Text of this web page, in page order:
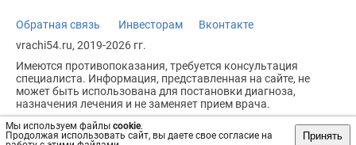
Мы используем файлы cookie.
Продолжая использовать сайт, вы даете свое согласие на
Принять
Обратная связь Инвесторам
Вконтакте
vrachi54.ru, 2019-2026 гг.
Имеются противопоказания, требуется консультация
специалиста. Информация, представленная на сайте, не
может быть использована для постановки диагноза,
назначения лечения и не заменяет прием врача.
Возрастное ограничение: 18+